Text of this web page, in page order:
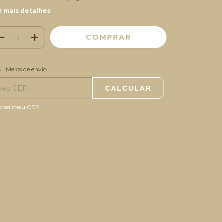
mais detalhes
para o CEP:
Meios de envio
CALCULAR
sei meu CEP